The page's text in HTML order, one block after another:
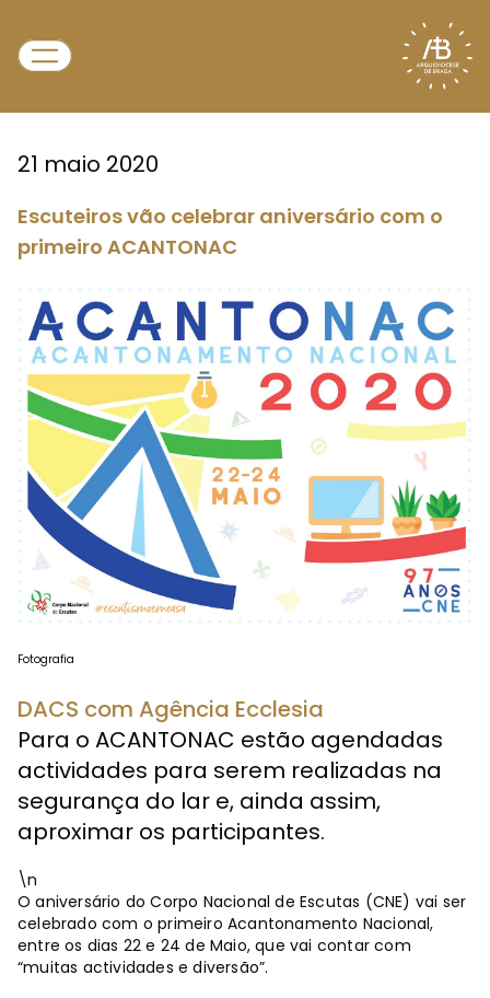
21 maio 2020
Escuteiros vão celebrar aniversário com o
primeiro ACANTONAC
Fotografia
DACS com Agência Ecclesia
Para o ACANTONAC estão agendadas
actividades para serem realizadas na
segurança do lar e, ainda assim,
aproximar os participantes.
\n
O aniversário do Corpo Nacional de Escutas (CNE) vai ser
celebrado com o primeiro Acantonamento Nacional,
entre os dias 22 e 24 de Maio, que vai contar com
“muitas actividades e diversão”.